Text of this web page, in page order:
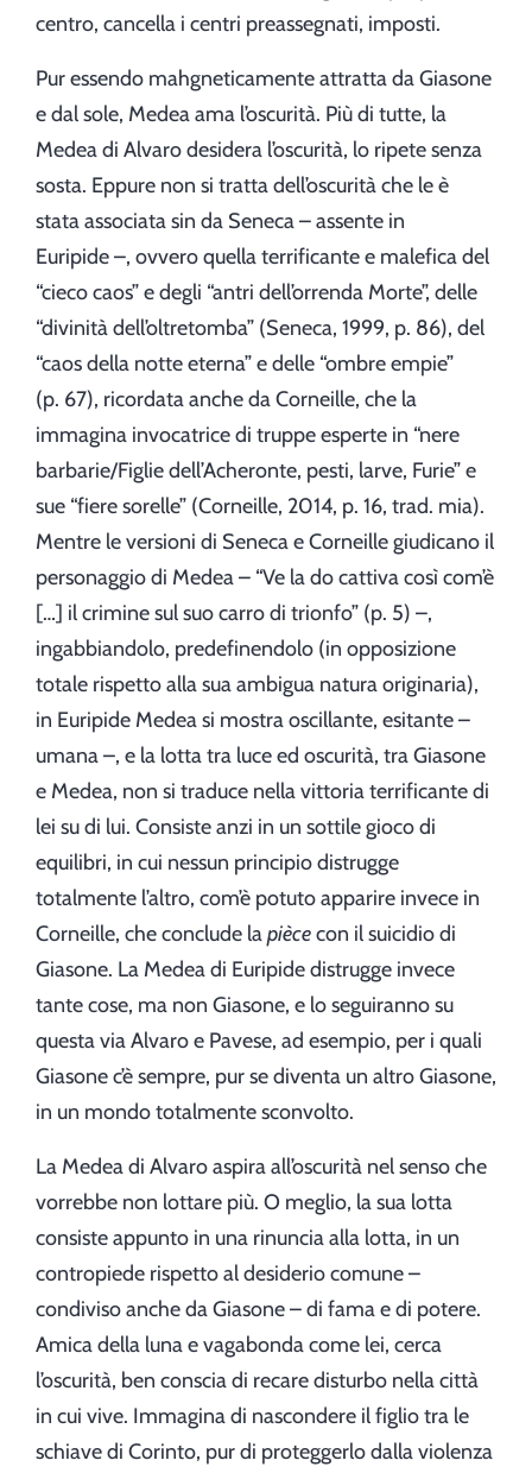
centro, cancella i centri preassegnati, imposti.
Pur essendo mahgneticamente attratta da Giasone
e dal sole, Medea ama l’oscurità. Più di tutte, la
Medea di Alvaro desidera l’oscurità, lo ripete senza
sosta. Eppure non si tratta dell’oscurità che le è
stata associata sin da Seneca – assente in
Euripide –, ovvero quella terrificante e malefica del
“cieco caos” e degli “antri dell’orrenda Morte”, delle
“divinità dell’oltretomba” (Seneca, 1999, p. 86), del
“caos della notte eterna” e delle “ombre empie”
(p. 67), ricordata anche da Corneille, che la
immagina invocatrice di truppe esperte in “nere
barbarie/Figlie dell’Acheronte, pesti, larve, Furie” e
sue “fiere sorelle” (Corneille, 2014, p. 16, trad. mia).
Mentre le versioni di Seneca e Corneille giudicano il
personaggio di Medea – “Ve la do cattiva così com’è
[…] il crimine sul suo carro di trionfo” (p. 5) –,
ingabbiandolo, predefinendolo (in opposizione
totale rispetto alla sua ambigua natura originaria),
in Euripide Medea si mostra oscillante, esitante –
umana –, e la lotta tra luce ed oscurità, tra Giasone
e Medea, non si traduce nella vittoria terrificante di
lei su di lui. Consiste anzi in un sottile gioco di
equilibri, in cui nessun principio distrugge
totalmente l’altro, com’è potuto apparire invece in
Corneille, che conclude lapiècecon il suicidio di
Giasone. La Medea di Euripide distrugge invece
tante cose, ma non Giasone, e lo seguiranno su
questa via Alvaro e Pavese, ad esempio, per i quali
Giasone c’è sempre, pur se diventa un altro Giasone,
in un mondo totalmente sconvolto.
La Medea di Alvaro aspira all’oscurità nel senso che
vorrebbe non lottare più. O meglio, la sua lotta
consiste appunto in una rinuncia alla lotta, in un
contropiede rispetto al desiderio comune –
condiviso anche da Giasone – di fama e di potere.
Amica della luna e vagabonda come lei, cerca
l’oscurità, ben conscia di recare disturbo nella città
in cui vive. Immagina di nascondere il figlio tra le
schiave di Corinto, pur di proteggerlo dalla violenza